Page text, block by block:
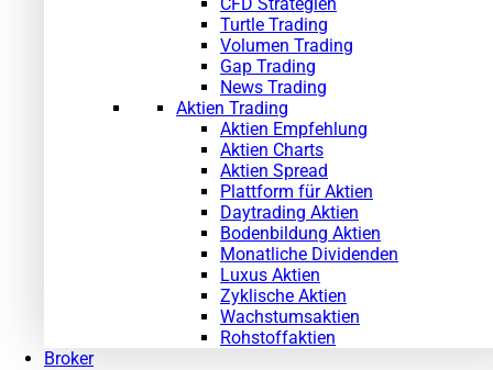
Turtle Trading
Volumen Trading
Gap Trading
News Trading
Aktien Trading
Aktien Empfehlung
Aktien Charts
Aktien Spread
Plattform für Aktien
Daytrading Aktien
Bodenbildung Aktien
Monatliche Dividenden
Luxus Aktien
Zyklische Aktien
Wachstumsaktien
Rohstoffaktien
Broker